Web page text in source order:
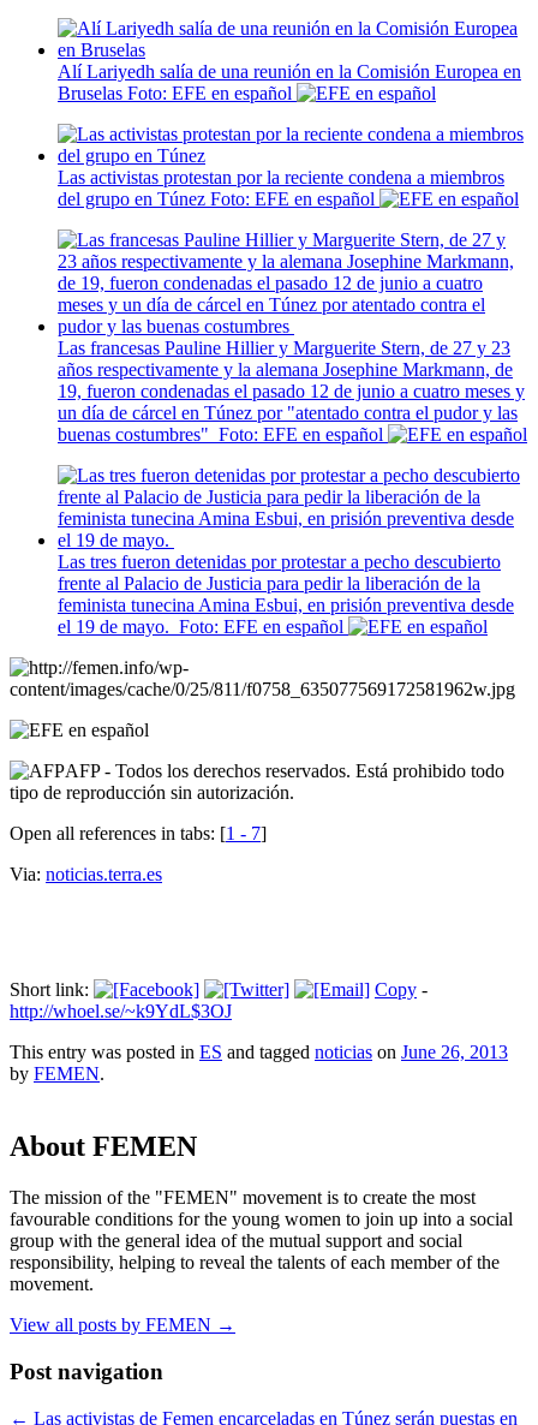
Alí Lariyedh salía de una reunión en la Comisión Europea en
Bruselas Foto: EFE en español
Las activistas protestan por la reciente condena a miembros
del grupo en Túnez Foto: EFE en español
Las francesas Pauline Hillier y Marguerite Stern, de 27 y 23
años respectivamente y la alemana Josephine Markmann, de
19, fueron condenadas el pasado 12 de junio a cuatro meses y
un día de cárcel en Túnez por "atentado contra el pudor y las
buenas costumbres" Foto: EFE en español
Las tres fueron detenidas por protestar a pecho descubierto
frente al Palacio de Justicia para pedir la liberación de la
feminista tunecina Amina Esbui, en prisión preventiva desde
el 19 de mayo. Foto: EFE en español
AFP - Todos los derechos reservados. Está prohibido todo
tipo de reproducción sin autorización.
Open all references in tabs: [1 - 7]
Via: noticias.terra.es
Short link: Copy -
http://whoel.se/~k9YdL$3OJ
This entry was posted in ES and tagged noticias on June 26, 2013
by FEMEN.
About FEMEN
The mission of the "FEMEN" movement is to create the most
favourable conditions for the young women to join up into a social
group with the general idea of the mutual support and social
responsibility, helping to reveal the talents of each member of the
movement.
View all posts by FEMEN →
Post navigation
← Las activistas de Femen encarceladas en Túnez serán puestas en